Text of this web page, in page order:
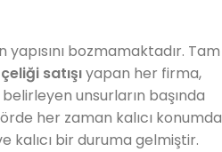
bozmamaktadır. Tam
satışıyapan her firma,
unsurların başında
her zaman kalıcı konumda
kalıcı bir duruma gelmiştir.